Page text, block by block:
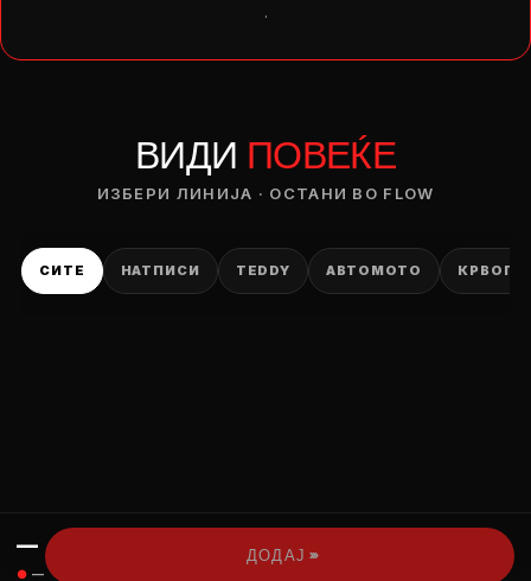
.
ВИДИ ПОВЕЌЕ
ИЗБЕРИ ЛИНИЈА · ОСТАНИ ВО FLOW
СИТЕ НАТПИСИ TEDDY АВТОМОТО
—
● —
ДОДАЈ ›››